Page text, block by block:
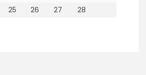
25 26 27
28